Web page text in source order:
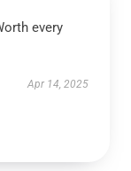
every
Apr 14, 2025